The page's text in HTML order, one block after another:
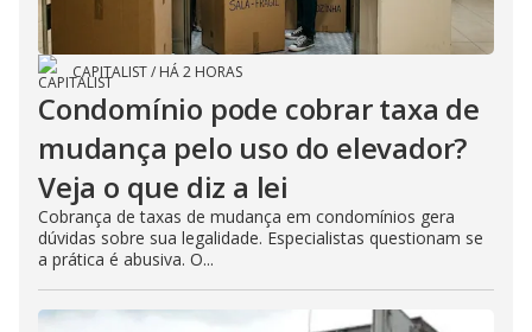
CAPITALIST/ HÁ 2 HORAS
Condomínio pode cobrar taxa de
mudança pelo uso do elevador?
Veja o que diz a lei
Cobrança de taxas de mudança em condomínios gera
dúvidas sobre sua legalidade. Especialistas questionam se
a prática é abusiva. O...